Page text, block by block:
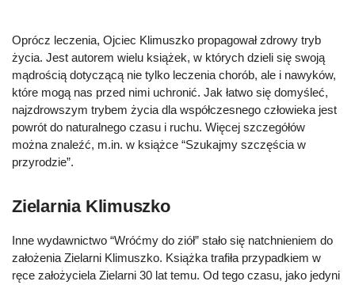
Oprócz leczenia, Ojciec Klimuszko propagował zdrowy tryb
życia. Jest autorem wielu książek, w których dzieli się swoją
mądrością dotyczącą nie tylko leczenia chorób, ale i nawyków,
które mogą nas przed nimi uchronić. Jak łatwo się domyśleć,
najzdrowszym trybem życia dla współczesnego człowieka jest
powrót do naturalnego czasu i ruchu. Więcej szczegółów
można znaleźć, m.in. w książce “Szukajmy szczęścia w
przyrodzie”.
Zielarnia Klimuszko
Inne wydawnictwo “Wróćmy do ziół” stało się natchnieniem do
założenia Zielarni Klimuszko. Książka trafiła przypadkiem w
ręce założyciela Zielarni 30 lat temu. Od tego czasu, jako jedyni